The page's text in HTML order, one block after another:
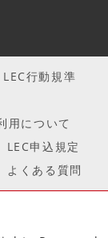
LEC行動規準
用について
LEC申込規定
よくある質問